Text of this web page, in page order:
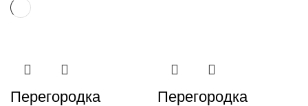
Перегородка
Перегородка